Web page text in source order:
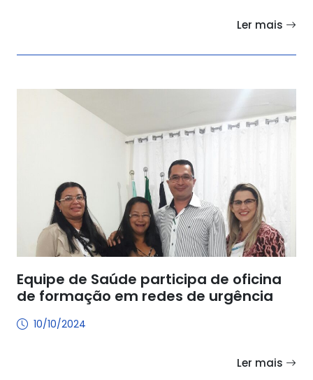
Ler mais
Equipe de Saúde participa de oficina
de formação em redes de urgência
10/10/2024
Ler mais